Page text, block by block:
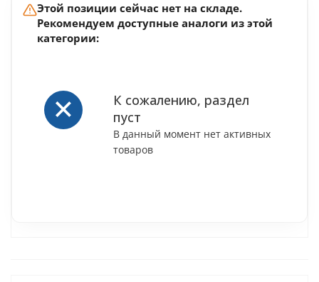
Этой позиции сейчас нет на складе.
Рекомендуем доступные аналоги из этой
категории:
К сожалению, раздел
пуст
В данный момент нет активных
товаров